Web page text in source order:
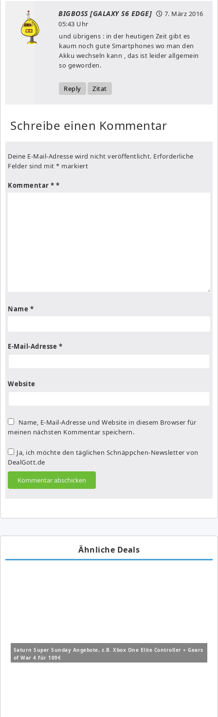
BIGBOSS [GALAXY S6 EDGE]
7. März 2016
05:43 Uhr
und übrigens : in der heutigen Zeit gibt es
kaum noch gute Smartphones wo man den
Akku wechseln kann , das ist leider allgemein
so geworden.
Reply Zitat
Schreibe einen Kommentar
Deine E-Mail-Adresse wird nicht veröffentlicht. Erforderliche
Felder sind mit * markiert
Kommentar *
Name *
E-Mail-Adresse *
Website
Name, E-Mail-Adresse und Website in diesem Browser für
meinen nächsten Kommentar speichern.
Ja, ich möchte den täglichen Schnäppchen-Newsletter von
DealGott.de
Ähnliche Deals
Saturn Super Sunday Angebote, z.B. Xbox One Elite Controller + Gears
of War 4 für 109€